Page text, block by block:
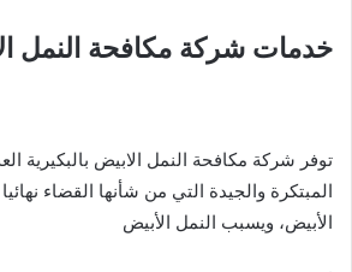
خدمات شركة مكافحة النمل
توفر شركة مكافحة النمل الابيض بالبكيرية
المبتكرة والجيدة التي من شأنها القضاء
الأبيض، ويسبب النمل الأبيض